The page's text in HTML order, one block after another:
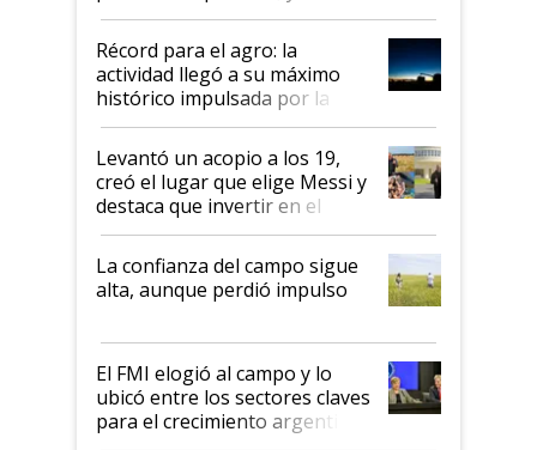
el agro aportó casi seis de cada
diez dólares y sostuvo el
liderazgo en un semestre
récord
Récord para el agro: la
actividad llegó a su máximo
histórico impulsada por la
cosecha y las exportaciones
Levantó un acopio a los 19,
creó el lugar que elige Messi y
destaca que invertir en el
kirchnerismo era como "darle
plata a un hijo para droga":
Juan Félix Rossetti, el libertario
que de una dura crisis salió
de Milei
La confianza del campo sigue
alta, aunque perdió impulso
El FMI elogió al campo y lo
ubicó entre los sectores claves
para el crecimiento argentino